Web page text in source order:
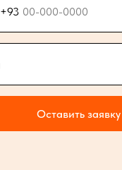
+93
Оставить заявку